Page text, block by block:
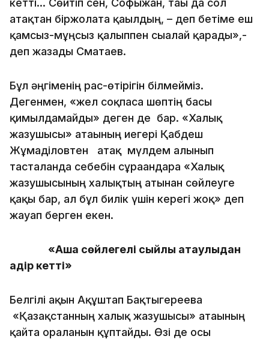
кетті... Сөйтіп сен, Софыжан, тағы да сол
атақтан біржолата қағылдың, – деп бетіме еш
қамсыз-мұңсыз қалыппен сығалай қарады»,-
деп жазады Сматаев.
Бұл әңгіменің рас-өтірігін білмейміз.
Дегенмен, «жел соқпаса шөптің басы
қимылдамайды» деген де бар. «Халық
жазушысы» атағының иегері Қабдеш
Жұмаділовтен атақ мүлдем алынып
тасталғанда себебін сұрағандарға «Халық
жазушысының халықтың атынан сөйлеуге
қақы бар, ал бұл билік үшін керегі жоқ» деп
жауап берген екен.
«Ақша сөйлегелі сыйлық атаулыдан
қадір кетті»
Белгілі ақын Ақұштап Бақтыгереева
«Қазақстанның халық жазушысы» атағының
қайта оралғанын құптайды. Өзі де осы